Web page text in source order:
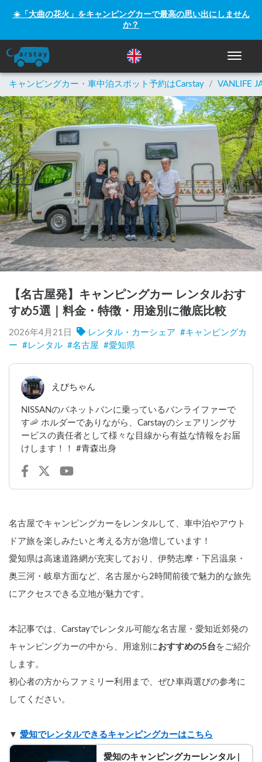
☀️「大曲の花火」をキャンピングカーで最高の思い出にしません
か？
ナビゲ
キャンピングカー・車中泊スポット予約はCarstay / VANLIFE
【名古屋発】キャンピングカー レンタルおす
すめ5選｜料金・特徴・用途別に徹底比較
2026年4月21日 レンタル・カーシェア #キャンピングカ
ー #レンタル #名古屋 #愛知県
えびちゃん
NISSANのバネットバンに乗っているバンライファーで
す🦐 ホルダーでありながら、Carstayのシェアリングサ
ービスの責任者として様々な目線から有益な情報をお届
けします！！ #青森出身
名古屋でキャンピングカーをレンタルして、車中泊やアウト
ドア旅を楽しみたいと考える方が急増しています！
愛知県は高速道路網が充実しており、伊勢志摩・下呂温泉・
奥三河・岐阜方面など、名古屋から2時間前後で魅力的な旅先
にアクセスできる立地が魅力です。
本記事では、Carstayでレンタル可能な名古屋・愛知近郊発の
キャンピングカーの中から、用途別に おすすめの5台 をご紹介
します。
初心者の方からファミリー利用まで、ぜひ車両選びの参考に
してください。
▼ 愛知でレンタルできるキャンピングカーはこちら
愛知のキャンピングカーレンタル |